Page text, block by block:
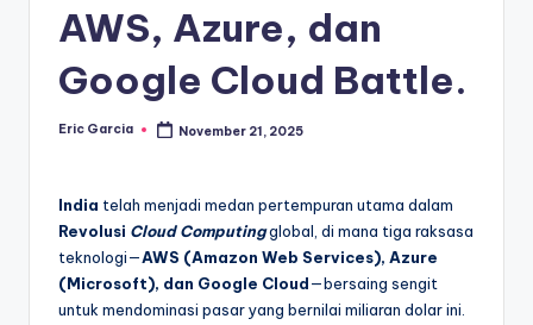
AWS, Azure, dan
Google Cloud Battle.
Posted
Eric Garcia November 21, 2025
India telah menjadi medan pertempuran utama dalam
Revolusi Cloud Computingglobal, di mana tiga raksasa
teknologi—AWS (Amazon Web Services), Azure
(Microsoft), dan Google Cloud—bersaing sengit
untuk mendominasi pasar yang bernilai miliaran dolar ini.